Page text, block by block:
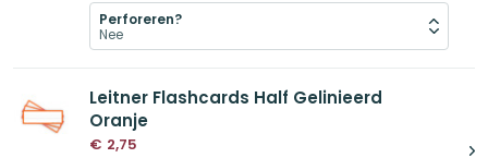
Perforeren?
Leitner Flashcards Half Gelinieerd
Oranje
€ 2,75